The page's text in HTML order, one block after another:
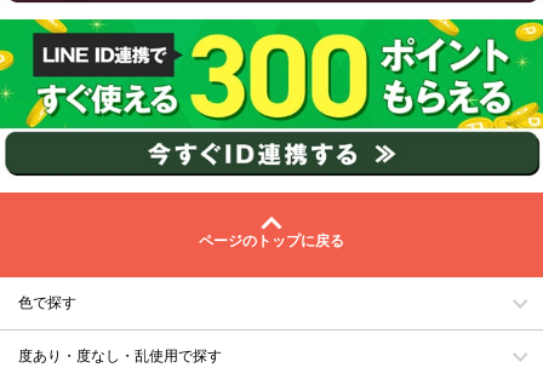
ページのトップに戻る
色で探す
度あり・度なし・乱使用で探す